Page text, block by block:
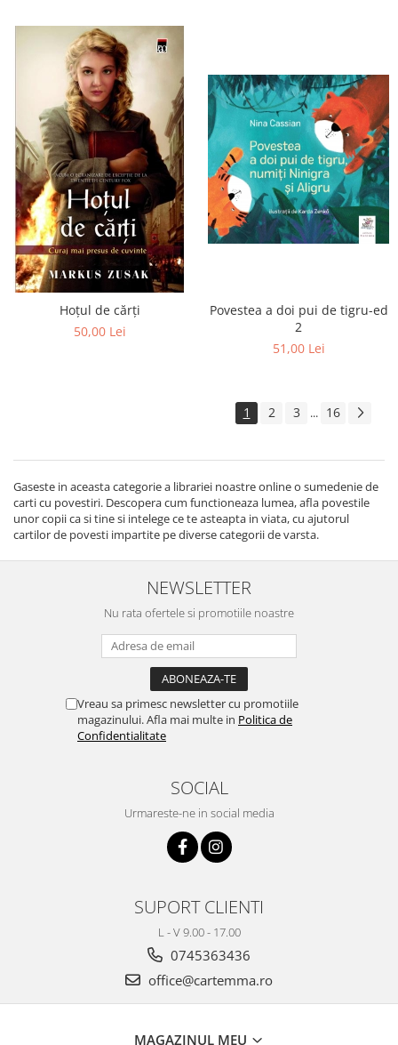
Hoțul de cărți
50,00 Lei
Povestea a doi pui de tigru-ed
2
51,00 Lei
1 2 3 ... 16
Gaseste in aceasta categorie a librariei noastre online o sumedenie de
carti cu povestiri. Descopera cum functioneaza lumea, afla povestile
unor copii ca si tine si intelege ce te asteapta in viata, cu ajutorul
cartilor de povesti impartite pe diverse categorii de varsta.
NEWSLETTER
Nu rata ofertele si promotiile noastre
Vreau sa primesc newsletter cu promotiile
magazinului. Afla mai multe in Politica de
Confidentialitate
SOCIAL
Urmareste-ne in social media
SUPORT CLIENTI
L - V 9.00 - 17.00
0745363436
office@cartemma.ro
MAGAZINUL MEU